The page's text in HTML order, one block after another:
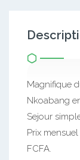
Magnifique
Nkoabang
Sejour
Prix
FCFA.